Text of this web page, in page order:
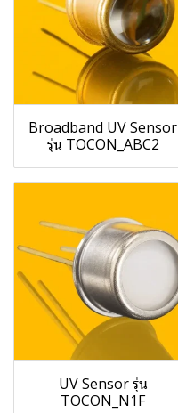
Broadband UV Sensor
รุ่น TOCON_ABC2
UV Sensor รุ่น
TOCON_N1F